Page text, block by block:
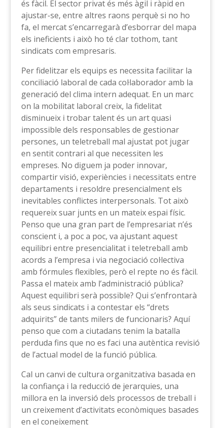
és fàcil. El sector privat és més àgil i ràpid en
ajustar-se, entre altres raons perquè si no ho
fa, el mercat s’encarregarà d’esborrar del mapa
els ineficients i això ho té clar tothom, tant
sindicats com empresaris.
Per fidelitzar els equips es necessita facilitar la
conciliació laboral de cada col·laborador amb la
generació del clima intern adequat. En un marc
on la mobilitat laboral creix, la fidelitat
disminueix i trobar talent és un art quasi
impossible dels responsables de gestionar
persones, un teletreball mal ajustat pot jugar
en sentit contrari al que necessiten les
empreses. No diguem ja poder innovar,
compartir visió, experiències i necessitats entre
departaments i resoldre presencialment els
inevitables conflictes interpersonals. Tot això
requereix suar junts en un mateix espai físic.
Penso que una gran part de l’empresariat n’és
conscient i, a poc a poc, va ajustant aquest
equilibri entre presencialitat i teletreball amb
acords a l’empresa i via negociació col·lectiva
amb fórmules flexibles, però el repte no és fàcil.
Passa el mateix amb l’administració pública?
Aquest equilibri serà possible? Qui s’enfrontarà
als seus sindicats i a contestar els “drets
adquirits” de tants milers de funcionaris? Aquí
penso que com a ciutadans tenim la batalla
perduda fins que no es faci una autèntica revisió
de l’actual model de la funció pública.
Cal un canvi de cultura organitzativa basada en
la confiança i la reducció de jerarquies, una
millora en la inversió dels processos de treball i
un creixement d’activitats econòmiques basades
en el coneixement